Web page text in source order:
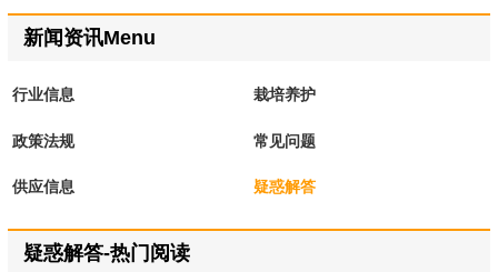
新闻资讯Menu
行业信息 栽培养护
政策法规 常见问题
供应信息 疑惑解答
疑惑解答-热门阅读